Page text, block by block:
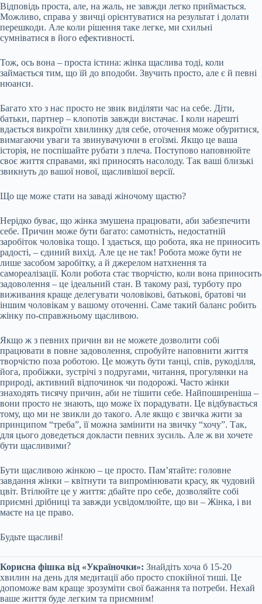
Відповідь проста, але, на жаль, не завжди легко приймається.
Можливо, справа у звичці орієнтуватися на результат і долати
перешкоди. Але коли рішення таке легке, ми схильні
сумніватися в його ефективності.
Тож, ось вона – проста істина: жінка щаслива тоді, коли
займається тим, що їй до вподоби. Звучить просто, але є й певні
нюанси.
Багато хто з нас просто не звик виділяти час на себе. Діти,
батьки, партнер – клопотів завжди вистачає. І коли нарешті
вдається викроїти хвилинку для себе, оточення може обуритися,
вимагаючи уваги та звинувачуючи в егоїзмі. Якщо це ваша
історія, не поспішайте рубати з плеча. Поступово наповнюйте
своє життя справами, які приносять насолоду. Так ваші близькі
звикнуть до вашої нової, щасливішої версії.
Що ще може стати на заваді жіночому щастю?
Нерідко буває, що жінка змушена працювати, аби забезпечити
себе. Причин може бути багато: самотність, недостатній
заробіток чоловіка тощо. І здається, що робота, яка не приносить
радості, – єдиний вихід. Але це не так! Робота може бути не
лише засобом заробітку, а й джерелом натхнення та
самореалізації. Коли робота стає творчістю, коли вона приносить
задоволення – це ідеальний стан. В такому разі, турботу про
виживання краще делегувати чоловікові, батькові, братові чи
іншим чоловікам у вашому оточенні. Саме такий баланс робить
жінку по-справжньому щасливою.
Якщо ж з певних причин ви не можете дозволити собі
працювати в повне задоволення, спробуйте наповнити життя
творчістю поза роботою. Це можуть бути танці, спів, рукоділля,
йога, пробіжки, зустрічі з подругами, читання, прогулянки на
природі, активний відпочинок чи подорожі. Часто жінки
знаходять тисячу причин, аби не тішити себе. Найпоширеніша –
вони просто не знають, що може їх порадувати. Це відбувається
тому, що ми не звикли до такого. Але якщо є звичка жити за
принципом “треба”, її можна замінити на звичку “хочу”. Так,
для цього доведеться докласти певних зусиль. Але ж ви хочете
бути щасливими?
Бути щасливою жінкою – це просто. Пам’ятайте: головне
завдання жінки – квітнути та випромінювати красу, як чудовий
цвіт. Втілюйте це у життя: дбайте про себе, дозволяйте собі
приємні дрібниці та завжди усвідомлюйте, що ви – Жінка, і ви
маєте на це право.
Будьте щасливі!
Корисна фішка від «Україночки»: Знайдіть хоча б 15-20
хвилин на день для медитації або просто спокійної тиші. Це
допоможе вам краще зрозуміти свої бажання та потреби. Нехай
ваше життя буде легким та приємним!